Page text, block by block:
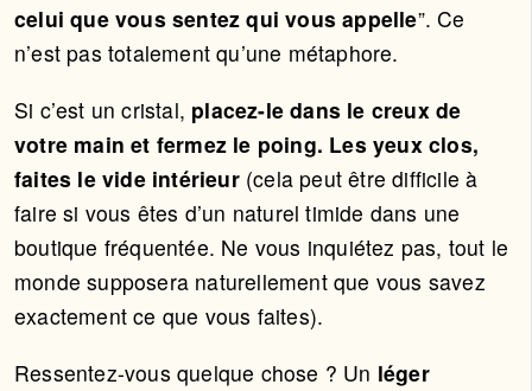
celui que vous sentez qui vous appelle”. Ce
n’est pas totalement qu’une métaphore.
Si c’est un cristal, placez-le dans le creux de
votre main et fermez le poing. Les yeux clos,
faites le vide intérieur(cela peut être difficile à
faire si vous êtes d’un naturel timide dans une
boutique fréquentée. Ne vous inquiétez pas, tout le
monde supposera naturellement que vous savez
exactement ce que vous faites).
Ressentez-vous quelque chose ? Un léger